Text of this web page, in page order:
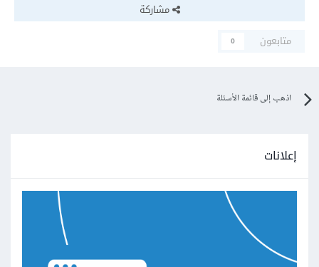
مشاركة
متابعون
0
اذهب إلى قائمة الأسئلة
إعلانات